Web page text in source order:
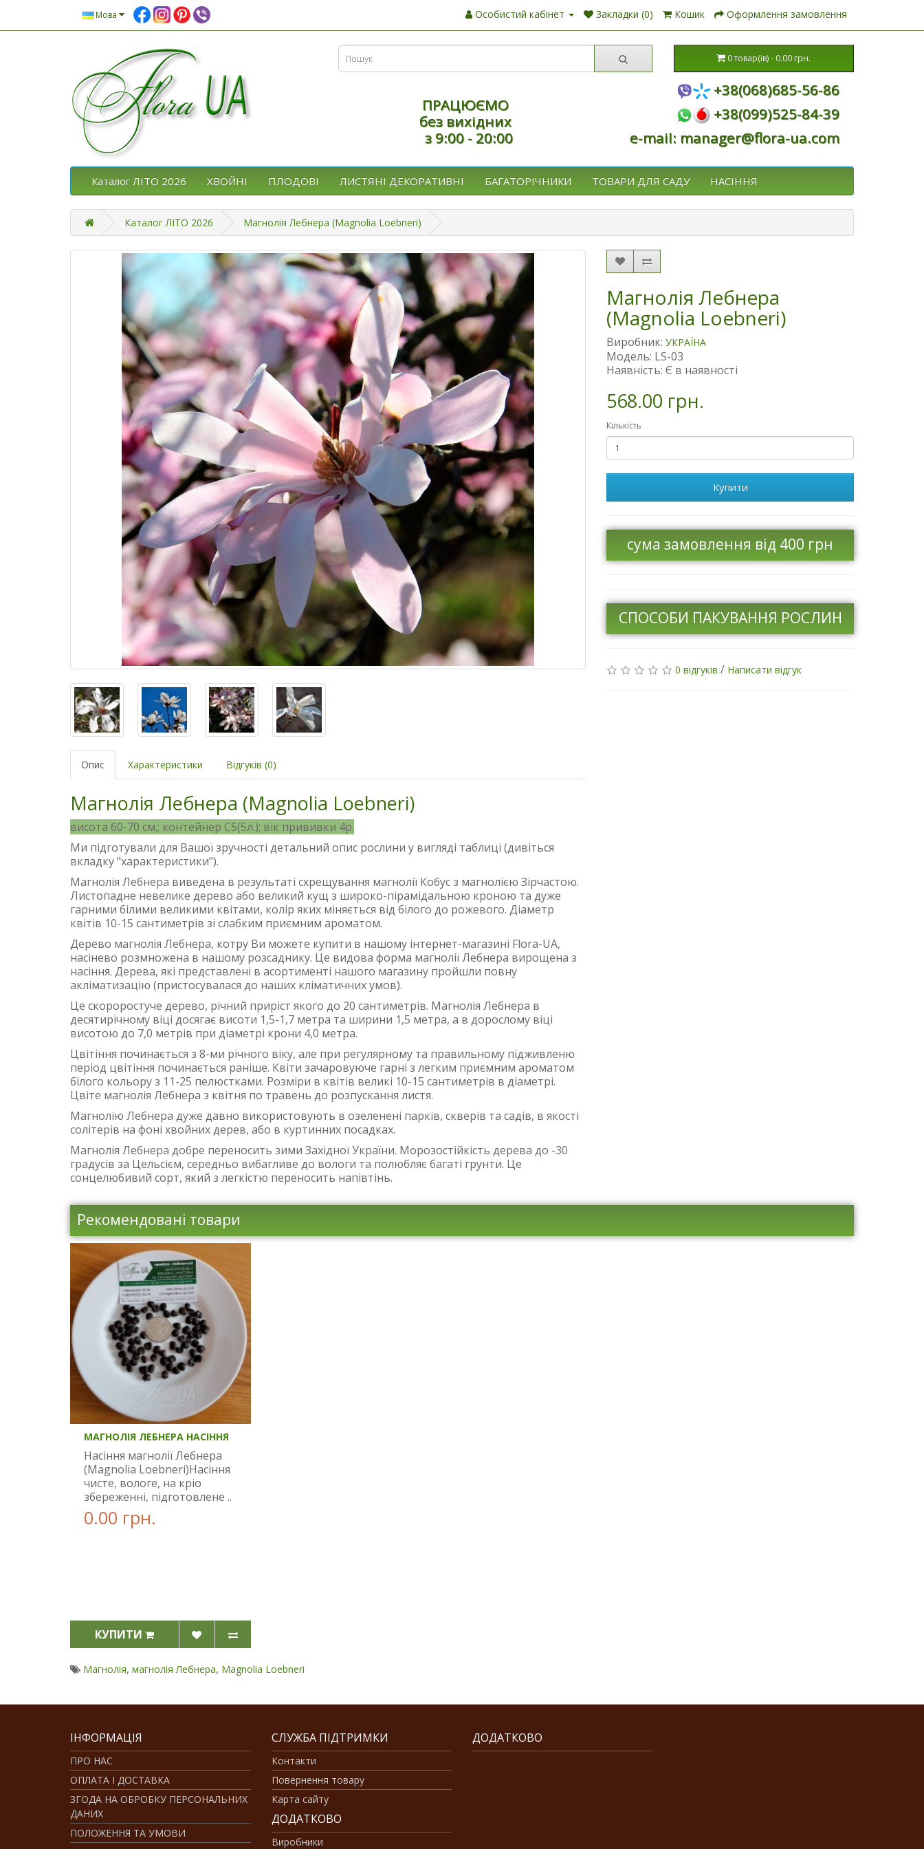
Мова Особистий кабінет Закладки (0) Кошик Оформлення замовлення
0 товар(ів) - 0.00 грн.
ПРАЦЮЄМО
без вихідних
з 9:00 - 20:00
+38(068)685-56-86
+38(099)525-84-39
e-mail: manager@flora-ua.com
Каталог ЛІТО 2026 ХВОЙНІ ПЛОДОВІ ЛИСТЯНІ ДЕКОРАТИВНІ БАГАТОРІЧНИКИ ТОВАРИ ДЛЯ САДУ НАСІННЯ
Каталог ЛІТО 2026 Магнолія Лебнера (Magnolia Loebneri)
Опис Характеристики Відгуків (0)
Магнолія Лебнера (Magnolia Loebneri)
висота 60-70 см.; контейнер С5(5л.); вік прививки 4р.
Ми підготували для Вашої зручності детальний опис рослини у вигляді таблиці (дивіться
вкладку "характеристики").
Магнолія Лебнера виведена в результаті схрещування магнолії Кобус з магнолією Зірчастою.
Листопадне невелике дерево або великий кущ з широко-пірамідальною кроною та дуже
гарними білими великими квітами, колір яких міняється від білого до рожевого. Діаметр
квітів 10-15 сантиметрів зі слабким приємним ароматом.
Дерево магнолія Лебнера, котру Ви можете купити в нашому інтернет-магазині Flora-UA,
насінево розмножена в нашому розсаднику. Це видова форма магнолії Лебнера вирощена з
насіння. Дерева, які представлені в асортименті нашого магазину пройшли повну
акліматизацію (пристосувалася до наших кліматичних умов).
Це скороростуче дерево, річний приріст якого до 20 сантиметрів. Магнолія Лебнера в
десятирічному віці досягає висоти 1,5-1,7 метра та ширини 1,5 метра, а в дорослому віці
висотою до 7,0 метрів при діаметрі крони 4,0 метра.
Цвітіння починається з 8-ми річного віку, але при регулярному та правильному підживленю
період цвітіння починається раніше. Квіти зачаровуюче гарні з легким приємним ароматом
білого кольору з 11-25 пелюстками. Розміри в квітів великі 10-15 сантиметрів в діаметрі.
Цвіте магнолія Лебнера з квітня по травень до розпускання листя.
Магнолію Лебнера дуже давно використовують в озеленені парків, скверів та садів, в якості
солітерів на фоні хвойних дерев, або в куртинних посадках.
Магнолія Лебнера добре переносить зими Західної України. Морозостійкість дерева до -30
градусів за Цельсієм, середньо вибагливе до вологи та полюбляє багаті грунти. Це
сонцелюбивий сорт, який з легкістю переносить напівтінь.
Магнолія Лебнера
(Magnolia Loebneri)
Виробник: УКРАЇНА
Модель: LS-03
Наявність: Є в наявності
568.00 грн.
Кількість
Купити
сума замовлення від 400 грн
СПОСОБИ ПАКУВАННЯ РОСЛИН
0 відгуків / Написати відгук
Рекомендовані товари
МАГНОЛІЯ ЛЕБНЕРА НАСІННЯ
Насіння магнолії Лебнера
(Magnolia Loebneri)Насіння
чисте, вологе, на кріо
збереженні, підготовлене ..
0.00 грн.
КУПИТИ
Магнолія, магнолія Лебнера, Magnolia Loebneri
ІНФОРМАЦІЯ
ПРО НАС
ОПЛАТА І ДОСТАВКА
ЗГОДА НА ОБРОБКУ ПЕРСОНАЛЬНИХ
ДАНИХ
ПОЛОЖЕННЯ ТА УМОВИ
СЛУЖБА ПІДТРИМКИ
Контакти
Повернення товару
Карта сайту
ДОДАТКОВО
Виробники
ДОДАТКОВО